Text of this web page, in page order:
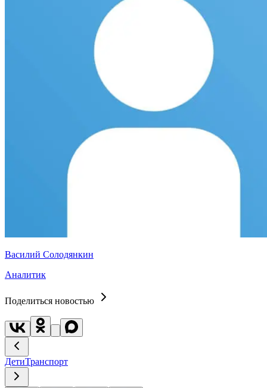
Василий Солодянкин
Аналитик
Поделиться новостью
ДетиТранспорт